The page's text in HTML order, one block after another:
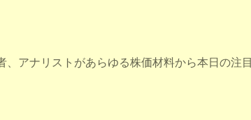
、アナリストがあらゆる株価材料から本日の注